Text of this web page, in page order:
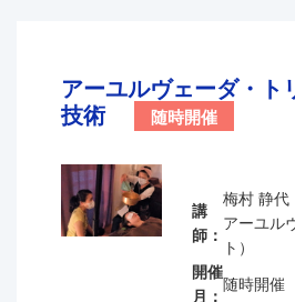
講座の流れ
時間）
２．希望があればアーユルヴェー
確認試験を無料で開催。
３．講座終了後にAMAJの基礎理
● 自分をニュートラルにする練習
● カウンセリングで気をつけるこ
● うまくいかないカウンセリング
● 心理的逆転とは
● 心の中の６つの敵：感情への
● 好き/嫌い 執着と嫌悪の正体
● クライアントさん用：心の質チ
アーユルヴェーダ・ト
技術
随時開催
講
師：
梅村 静代
アーユル
ト）
開催
月：
随時開催